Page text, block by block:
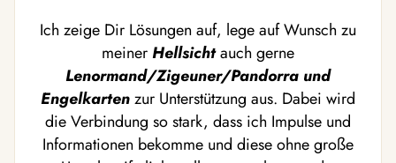
Ich zeige Dir Lösungen auf, lege auf Wunsch zu
meinerHellsichtauch gerne
Lenormand/Zigeuner/Pandorra und
Engelkartenzur Unterstützung aus. Dabei wird
die Verbindung so stark, dass ich Impulse und
Informationen bekomme und diese ohne große